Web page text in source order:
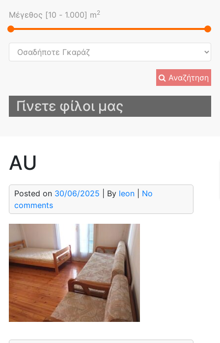
Μέγεθος [10 - 1.000] m2
Αναζήτηση
Γίνετε φίλοι μας
AU
Posted on 30/06/2025 | By leon| No
comments